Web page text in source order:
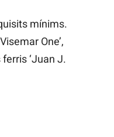
mínims.
One’,
‘Juan J.